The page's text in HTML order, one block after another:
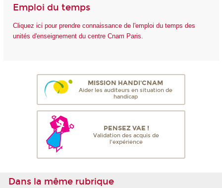
Emploi du temps
Cliquez ici pour prendre connaissance de l'emploi du temps des
unités d'enseignement du centre Cnam Paris.
MISSION HANDI'CNAM
Aider les auditeurs en situation de
handicap
PENSEZ VAE !
Validation des acquis de
l'expérience
Dans la même rubrique